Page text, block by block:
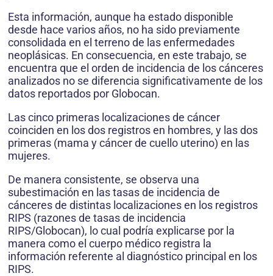
Esta información, aunque ha estado disponible
desde hace varios años, no ha sido previamente
consolidada en el terreno de las enfermedades
neoplásicas. En consecuencia, en este trabajo, se
encuentra que el orden de incidencia de los cánceres
analizados no se diferencia significativamente de los
datos reportados por Globocan.
Las cinco primeras localizaciones de cáncer
coinciden en los dos registros en hombres, y las dos
primeras (mama y cáncer de cuello uterino) en las
mujeres.
De manera consistente, se observa una
subestimación en las tasas de incidencia de
cánceres de distintas localizaciones en los registros
RIPS (razones de tasas de incidencia
RIPS/Globocan), lo cual podría explicarse por la
manera como el cuerpo médico registra la
información referente al diagnóstico principal en los
RIPS.